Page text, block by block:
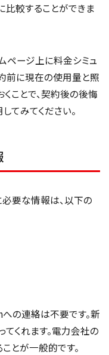
比較することができま
ページ上に料金シミュ
前に現在の使用量と照
くことで、契約後の後悔
てみてください。
要な情報は、以下の
の連絡は不要です。新
くれます。電力会社の
とが一般的です。